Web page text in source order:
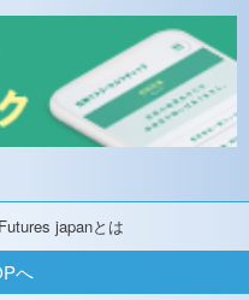
Futures japanとは
へ